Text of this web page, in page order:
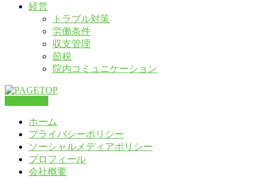
経営
トラブル対策
労働条件
収支管理
節税
院内コミュニケーション
ホーム
プライバシーポリシー
ソーシャルメディアポリシー
プロフィール
会社概要